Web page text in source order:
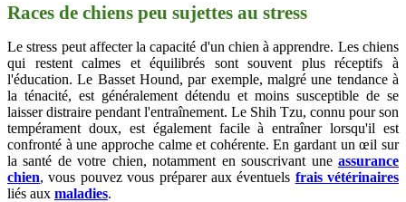
Races de chiens peu sujettes au stress
Le stress peut affecter la capacité d'un chien à apprendre. Les chiens
qui restent calmes et équilibrés sont souvent plus réceptifs à
l'éducation. Le Basset Hound, par exemple, malgré une tendance à
la ténacité, est généralement détendu et moins susceptible de se
laisser distraire pendant l'entraînement. Le Shih Tzu, connu pour son
tempérament doux, est également facile à entraîner lorsqu'il est
confronté à une approche calme et cohérente. En gardant un œil sur
la santé de votre chien, notamment en souscrivant une assurance
chien, vous pouvez vous préparer aux éventuels frais vétérinaires
liés aux maladies.